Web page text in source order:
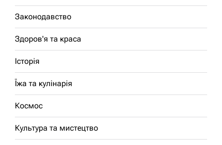
Законодавство
Здоров'я та краса
Історія
Їжа та кулінарія
Космос
Культура та мистецтво